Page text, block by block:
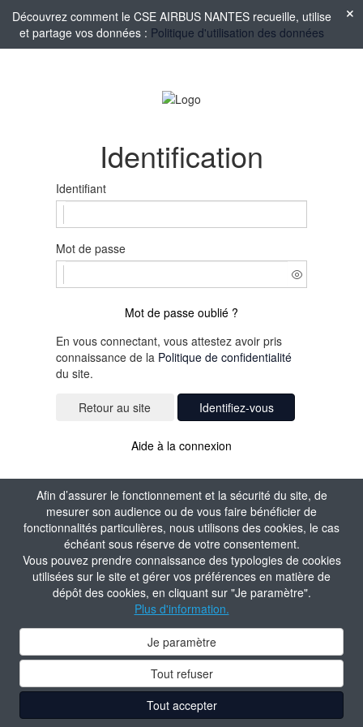
Afin d’assurer le fonctionnement et la sécurité du site, de
mesurer son audience ou de vous faire bénéficier de
fonctionnalités particulières, nous utilisons des cookies, le cas
échéant sous réserve de votre consentement.
Vous pouvez prendre connaissance des typologies de cookies
utilisées sur le site et gérer vos préférences en matière de
dépôt des cookies, en cliquant sur "Je paramètre".
Plus d'information.
Je paramètre
Tout refuser
Tout accepter
Découvrez comment le CSE AIRBUS NANTES recueille, utilise
et partage vos données : Politique d'utilisation des données
Identification
Identifiant
Mot de passe
Mot de passe oublié ?
En vous connectant, vous attestez avoir pris
connaissance de la Politique de confidentialité
du site.
Identifiez-vous
Aide à la connexion